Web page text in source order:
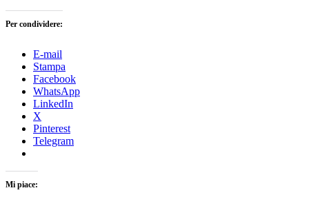
Per condividere:
E-mail
Stampa
Facebook
WhatsApp
LinkedIn
X
Pinterest
Telegram
Mi piace: